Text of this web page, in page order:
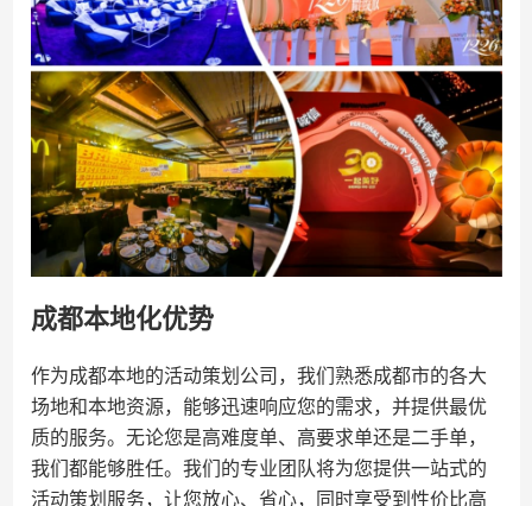
成都本地化优势
作为成都本地的活动策划公司，我们熟悉成都市的各大
场地和本地资源，能够迅速响应您的需求，并提供最优
质的服务。无论您是高难度单、高要求单还是二手单，
我们都能够胜任。我们的专业团队将为您提供一站式的
活动策划服务，让您放心、省心，同时享受到性价比高